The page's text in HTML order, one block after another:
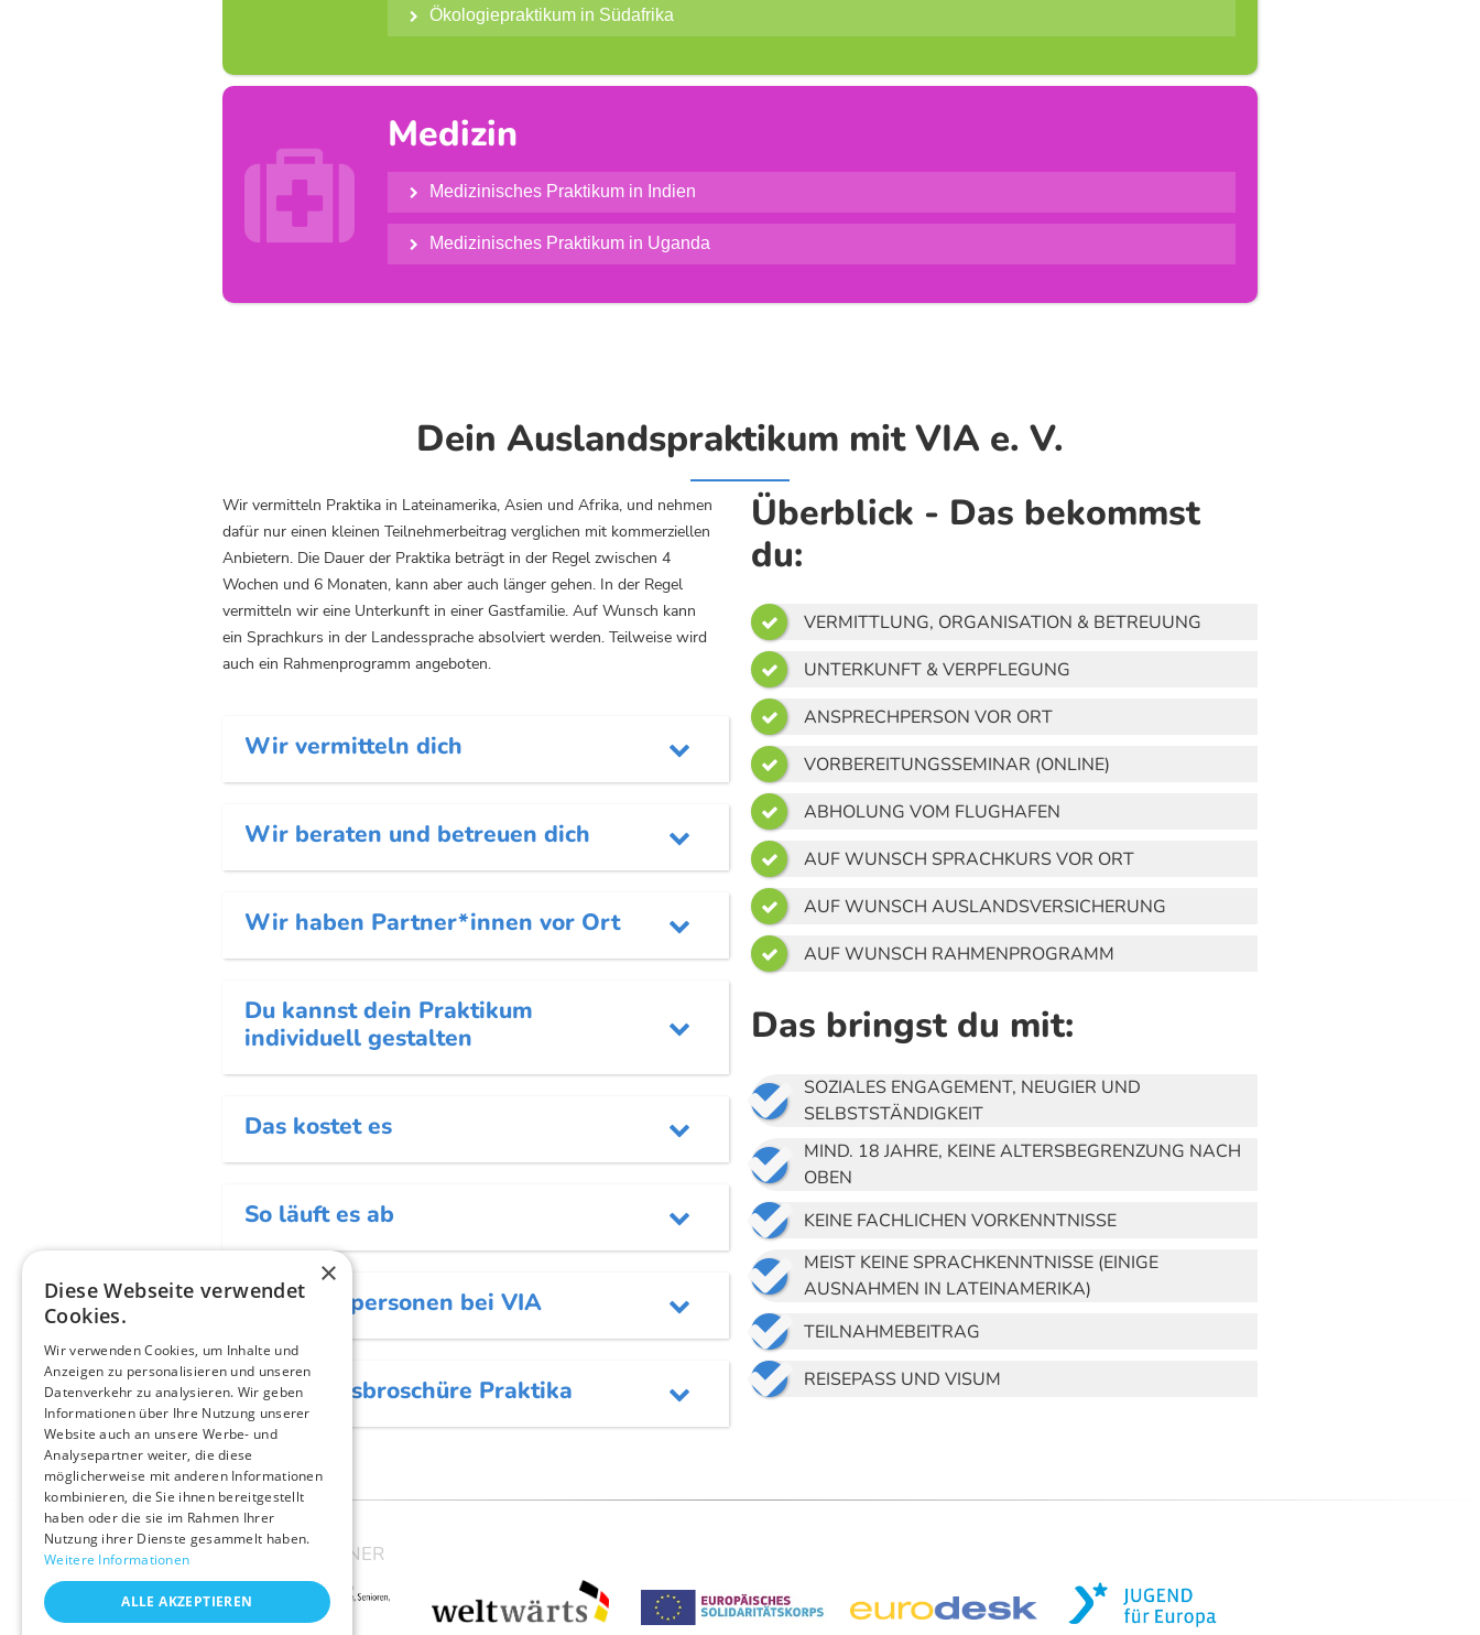
 Ökologiepraktikum in Südafrika

Medizin
 Medizinisches Praktikum in Indien
 Medizinisches Praktikum in Uganda
Dein Auslandspraktikum mit VIA e. V.
Wir vermitteln Praktika in Lateinamerika, Asien und Afrika, und nehmen
dafür nur einen kleinen Teilnehmerbeitrag verglichen mit kommerziellen
Anbietern. Die Dauer der Praktika beträgt in der Regel zwischen 4
Wochen und 6 Monaten, kann aber auch länger gehen. In der Regel
vermitteln wir eine Unterkunft in einer Gastfamilie. Auf Wunsch kann
ein Sprachkurs in der Landessprache absolviert werden. Teilweise wird
auch ein Rahmenprogramm angeboten.
Wir vermitteln dich 
Wir beraten und betreuen dich 
Wir haben Partner*innen vor Ort 
Du kannst dein Praktikum
individuell gestalten

Das kostet es 
So läuft es ab 
Ansprechpersonen bei VIA 
Übersichtsbroschüre Praktika 
Überblick - Das bekommst
du:
 VERMITTLUNG, ORGANISATION & BETREUUNG
 UNTERKUNFT & VERPFLEGUNG
 ANSPRECHPERSON VOR ORT
 VORBEREITUNGSSEMINAR (ONLINE)
 ABHOLUNG VOM FLUGHAFEN
 AUF WUNSCH SPRACHKURS VOR ORT
 AUF WUNSCH AUSLANDSVERSICHERUNG
 AUF WUNSCH RAHMENPROGRAMM
Das bringst du mit:

SOZIALES ENGAGEMENT, NEUGIER UND
SELBSTSTÄNDIGKEIT

MIND. 18 JAHRE, KEINE ALTERSBEGRENZUNG NACH
OBEN
 KEINE FACHLICHEN VORKENNTNISSE

MEIST KEINE SPRACHKENNTNISSE (EINIGE
AUSNAHMEN IN LATEINAMERIKA)
 TEILNAHMEBEITRAG
 REISEPASS UND VISUM
UNSERE PARTNER
×
Diese Webseite verwendet
Cookies.
Wir verwenden Cookies, um Inhalte und
Anzeigen zu personalisieren und unseren
Datenverkehr zu analysieren. Wir geben
Informationen über Ihre Nutzung unserer
Website auch an unsere Werbe- und
Analysepartner weiter, die diese
möglicherweise mit anderen Informationen
kombinieren, die Sie ihnen bereitgestellt
haben oder die sie im Rahmen Ihrer
Nutzung ihrer Dienste gesammelt haben.
Weitere Informationen
ALLE AKZEPTIEREN